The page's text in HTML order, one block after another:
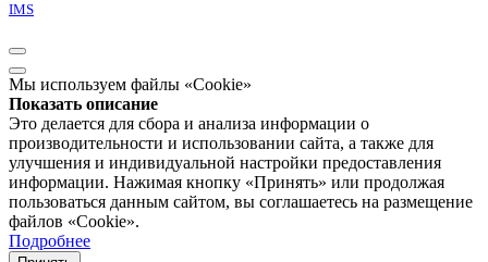
IMS
Мы используем файлы «Cookie»
Показать описание
Это делается для сбора и анализа информации о
производительности и использовании сайта, а также для
улучшения и индивидуальной настройки предоставления
информации. Нажимая кнопку «Принять» или продолжая
пользоваться данным сайтом, вы соглашаетесь на размещение
файлов «Cookie».
Подробнее